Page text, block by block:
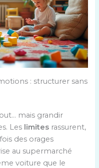
: structurer sans
mais grandir
Les limites rassurent,
des orages
au supermarché
voiture que le